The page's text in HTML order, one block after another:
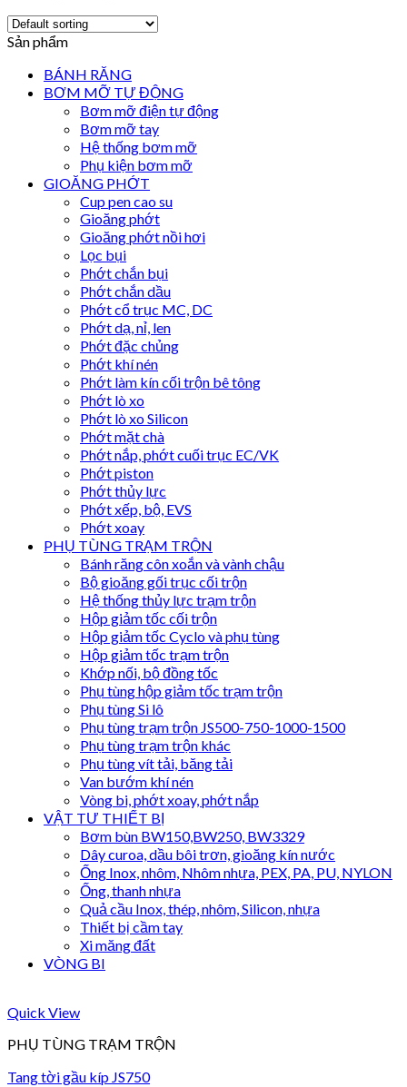
Sản phẩm
BÁNH RĂNG
BƠM MỠ TỰ ĐỘNG
Bơm mỡ điện tự động
Bơm mỡ tay
Hệ thống bơm mỡ
Phụ kiện bơm mỡ
GIOĂNG PHỚT
Cup pen cao su
Gioăng phớt
Gioăng phớt nồi hơi
Lọc bụi
Phớt chắn bụi
Phớt chắn dầu
Phớt cổ trục MC, DC
Phớt dạ, nỉ, len
Phớt đặc chủng
Phớt khí nén
Phớt làm kín cối trộn bê tông
Phớt lò xo
Phớt lò xo Silicon
Phớt mặt chà
Phớt nắp, phớt cuối trục EC/VK
Phớt piston
Phớt thủy lực
Phớt xếp, bộ, EVS
Phớt xoay
PHỤ TÙNG TRẠM TRỘN
Bánh răng côn xoắn và vành chậu
Bộ gioăng gối trục cối trộn
Hệ thống thủy lực trạm trộn
Hộp giảm tốc cối trộn
Hộp giảm tốc Cyclo và phụ tùng
Hộp giảm tốc trạm trộn
Khớp nối, bộ đồng tốc
Phụ tùng hộp giảm tốc trạm trộn
Phụ tùng Si lô
Phụ tùng trạm trộn JS500-750-1000-1500
Phụ tùng trạm trộn khác
Phụ tùng vít tải, băng tải
Van bướm khí nén
Vòng bi, phớt xoay, phớt nắp
VẬT TƯ THIẾT BỊ
Bơm bùn BW150,BW250, BW3329
Dây curoa, dầu bôi trơn, gioăng kín nước
Ống Inox, nhôm, Nhôm nhựa, PEX, PA, PU, NYLON
Ống, thanh nhựa
Quả cầu Inox, thép, nhôm, Silicon, nhựa
Thiết bị cầm tay
Xi măng đất
VÒNG BI
Quick View
PHỤ TÙNG TRẠM TRỘN
Tang tời gầu kíp JS750